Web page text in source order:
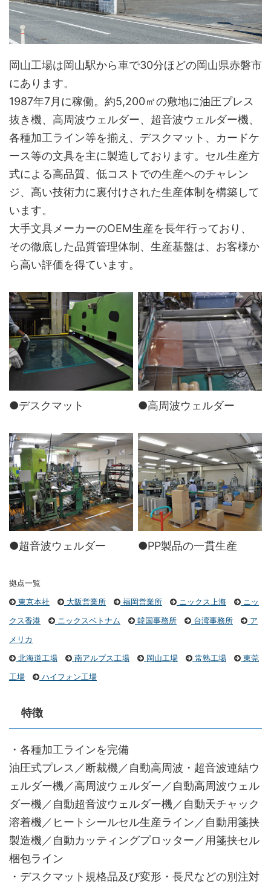
岡山工場は岡山駅から車で30分ほどの岡山県赤磐市
にあります。
1987年7月に稼働。約5,200㎡の敷地に油圧プレス
抜き機、高周波ウェルダー、超音波ウェルダー機、
各種加工ライン等を揃え、デスクマット、カードケ
ース等の文具を主に製造しております。セル生産方
式による高品質、低コストでの生産へのチャレン
ジ、高い技術力に裏付けされた生産体制を構築して
います。
大手文具メーカーのOEM生産を長年行っており、
その徹底した品質管理体制、生産基盤は、お客様か
ら高い評価を得ています。
●デスクマット ●高周波ウェルダー
●超音波ウェルダー ●PP製品の一貫生産
拠点一覧
東京本社
大阪営業所 福岡営業所 ニックス上海
ニッ
クス香港
ニックスベトナム 韓国事務所 台湾事務所
ア
メリカ
北海道工場
南アルプス工場 岡山工場 常熟工場
東莞
工場
ハイフォン工場
特徴
・各種加工ラインを完備
油圧式プレス／断裁機／自動高周波・超音波連結ウ
ェルダー機／高周波ウェルダー／自動高周波ウェル
ダー機／自動超音波ウェルダー機／自動天チャック
溶着機／ヒートシールセル生産ライン／自動用箋挟
製造機／自動カッティングプロッター／用箋挟セル
梱包ライン
・デスクマット規格品及び変形・長尺などの別注対